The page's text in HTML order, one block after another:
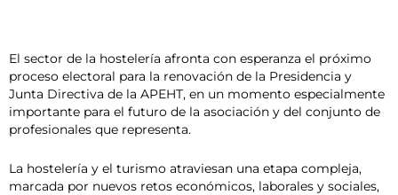
El sector de la hostelería afronta con esperanza el próximo
proceso electoral para la renovación de la Presidencia y
Junta Directiva de la APEHT, en un momento especialmente
importante para el futuro de la asociación y del conjunto de
profesionales que representa.
La hostelería y el turismo atraviesan una etapa compleja,
marcada por nuevos retos económicos, laborales y sociales,